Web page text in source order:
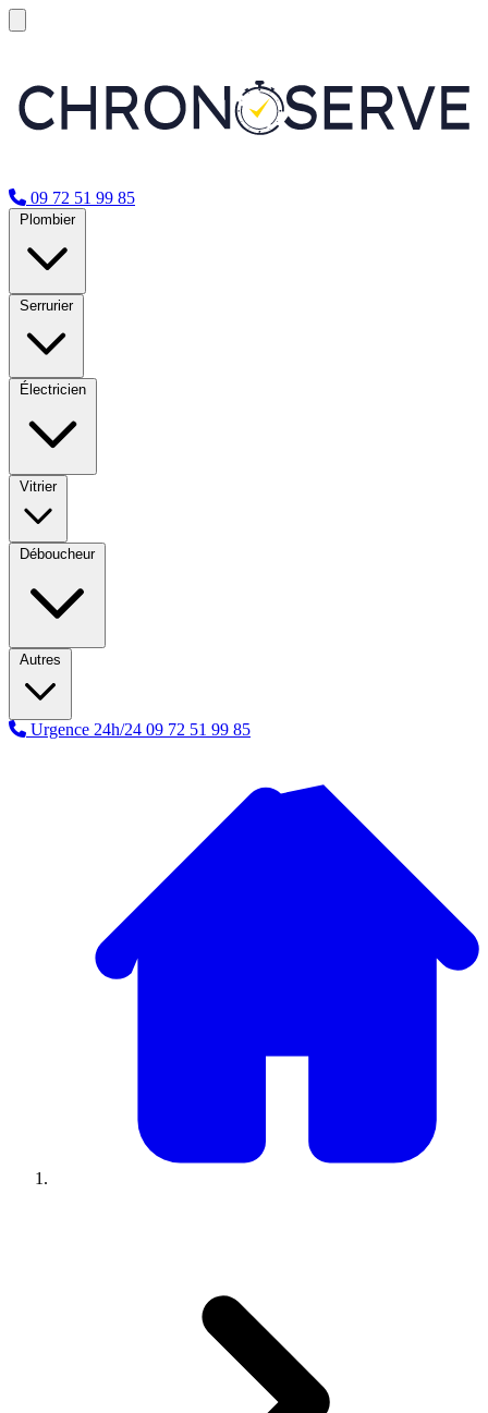
09 72 51 99 85
Plombier
Serrurier
Électricien
Vitrier
Déboucheur
Autres
Urgence 24h/24 09 72 51 99 85